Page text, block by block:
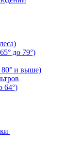
до 79°)
80° и выше)
64°)